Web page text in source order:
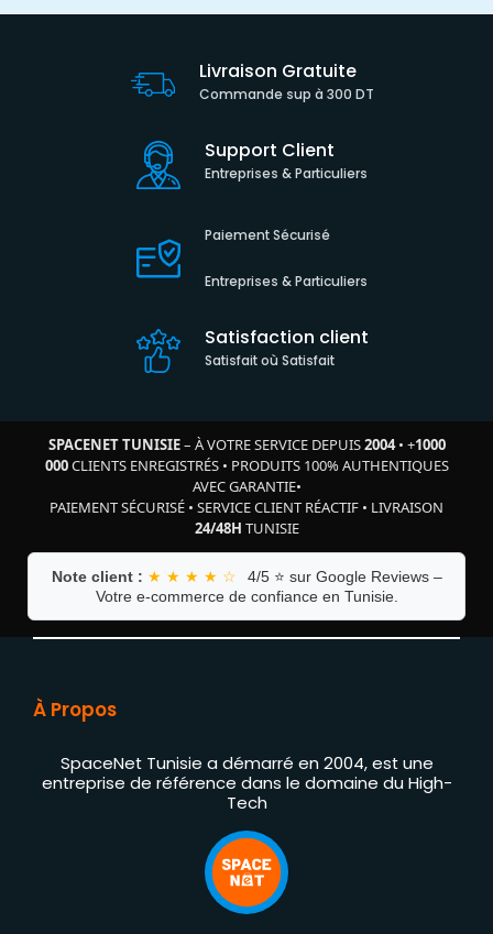
Livraison Gratuite
Commande sup à 300 DT
Support Client
Entreprises & Particuliers
Paiement Sécurisé
Entreprises & Particuliers
Satisfaction client
Satisfait où Satisfait
SPACENET TUNISIE– À VOTRE SERVICE DEPUIS2004• +1000
000CLIENTS ENREGISTRÉS• PRODUITS 100% AUTHENTIQUES
AVEC GARANTIE•
PAIEMENT SÉCURISÉ • SERVICE CLIENT RÉACTIF • LIVRAISON
24/48H TUNISIE
Note client : ★ ★ ★ ★ ☆
4/5 ⭐ sur Google Reviews –
Votre e-commerce de confiance en Tunisie.
À Propos
SpaceNet Tunisie a démarré en 2004, est une
entreprise de référence dans le domaine du High-
Tech